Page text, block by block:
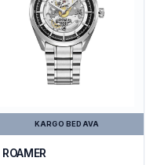
KARGO BEDAVA
ROAMER